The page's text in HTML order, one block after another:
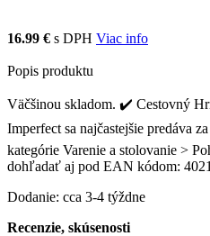
16.99 € s DPH Viac info
Popis produktu
Väčšinou skladom. ✔️ Cestovný
Imperfect sa najčastejšie predáva
kategórie Varenie a stolovanie >
dohľadať aj pod EAN kódom:
Dodanie: cca 3-4 týždne
Recenzie, skúsenosti